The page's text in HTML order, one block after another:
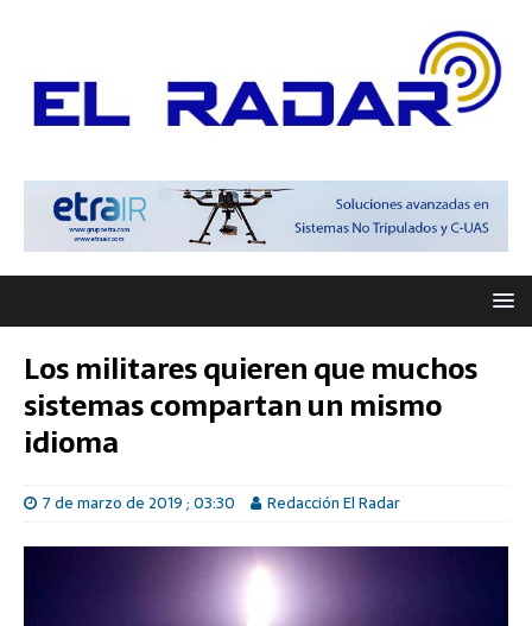
Los militares quieren que muchos
sistemas compartan un mismo
idioma
7 de marzo de 2019 ; 03:30 Redacción El Radar